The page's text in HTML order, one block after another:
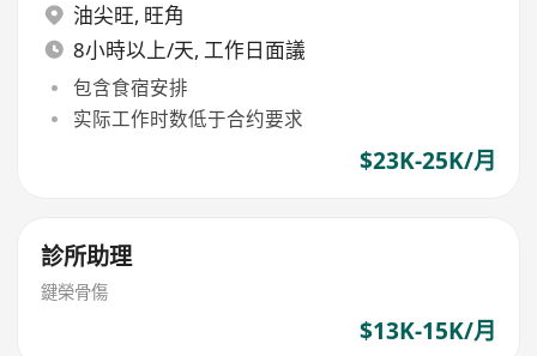
油尖旺, 旺角
8小時以上/天, 工作日面議
包含食宿安排
实际工作时数低于合约要求
$23K-25K/月
診所助理
鍵榮骨傷
$13K-15K/月